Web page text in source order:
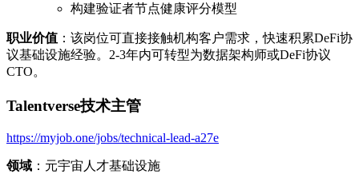
构建验证者节点健康评分模型
职业价值 ：该岗位可直接接触机构客户需求，快速积累DeFi协
议基础设施经验。2-3年内可转型为数据架构师或DeFi协议
CTO。
Talentverse技术主管
https://myjob.one/jobs/technical-lead-a27e
领域 ：元宇宙人才基础设施